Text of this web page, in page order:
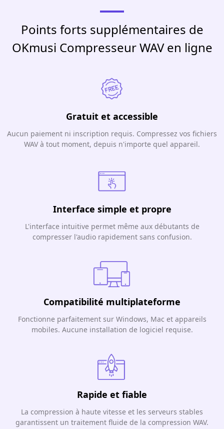
Points forts supplémentaires de
OKmusi Compresseur WAV en ligne
Gratuit et accessible
Aucun paiement ni inscription requis. Compressez vos fichiers
WAV à tout moment, depuis n'importe quel appareil.
Interface simple et propre
L'interface intuitive permet même aux débutants de
compresser l'audio rapidement sans confusion.
Compatibilité multiplateforme
Fonctionne parfaitement sur Windows, Mac et appareils
mobiles. Aucune installation de logiciel requise.
Rapide et fiable
La compression à haute vitesse et les serveurs stables
garantissent un traitement fluide de la compression WAV.